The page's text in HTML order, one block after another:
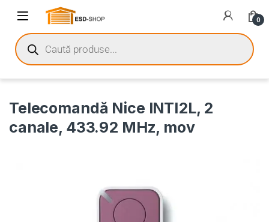
0
Telecomandă Nice INTI2L, 2
canale, 433.92 MHz, mov